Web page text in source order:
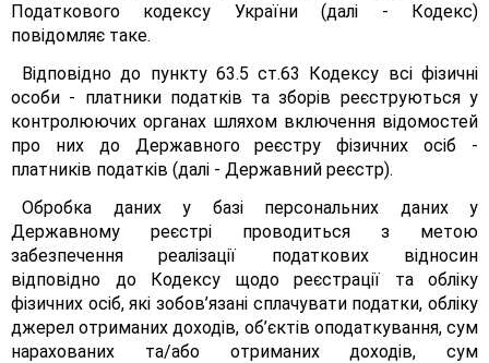
Податкового кодексу України (далі - Кодекс)
повідомляє таке.
Відповідно до пункту 63.5 ст.63 Кодексу всі фізичні
особи - платники податків та зборів реєструються у
контролюючих органах шляхом включення відомостей
про них до Державного реєстру фізичних осіб -
платників податків (далі - Державний реєстр).
Обробка даних у базі персональних даних у
Державному реєстрі проводиться з метою
забезпечення реалізації податкових відносин
відповідно до Кодексу щодо реєстрації та обліку
фізичних осіб, які зобов’язані сплачувати податки, обліку
джерел отриманих доходів, об’єктів оподаткування, сум
нарахованих та/або отриманих доходів, сум